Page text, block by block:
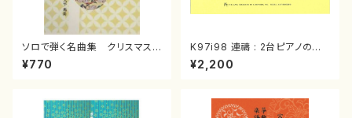
ソロで弾く名曲集 クリスマス・
イブ／恋人がサンタクロース(
箏独奏 /大平光美 編曲/楽
¥770
K97i98 連禱 : 2台ピアノのた
めの（2 Pianos / 菊池 幸夫 /
楽譜）
¥2,200